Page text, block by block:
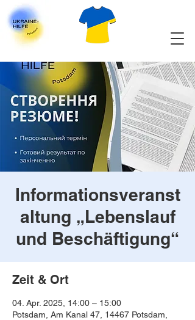
Informationsveranst
altung „Lebenslauf
und Beschäftigung“
Zeit & Ort
04. Apr. 2025, 14:00 – 15:00
Potsdam, Am Kanal 47, 14467 Potsdam,